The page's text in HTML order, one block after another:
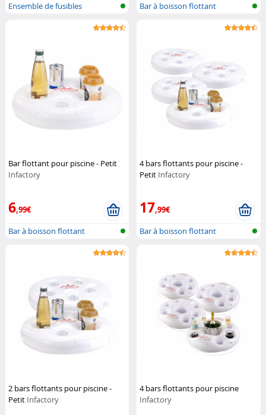
Ensemble de fusibles
Bar à boisson flottant
Bar flottant pour piscine - Petit
Infactory
6,99€
Bar à boisson flottant
4 bars flottants pour piscine -
Petit Infactory
17,99€
Bar à boisson flottant
2 bars flottants pour piscine -
Petit Infactory
4 bars flottants pour piscine
Infactory